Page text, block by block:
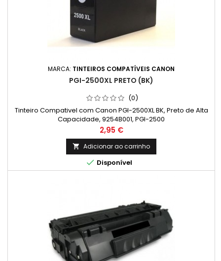
MARCA: TINTEIROS COMPATÍVEIS CANON
PGI-2500XL PRETO (BK)
(0)
Tinteiro Compativel com Canon PGI-2500XL BK, Preto de Alta
Capacidade, 9254B001, PGI-2500
Preço
2,95 €
 Adicionar ao carrinho
 Disponível